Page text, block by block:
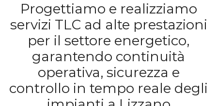
Progettiamo e realizziamo
servizi TLC ad alte prestazioni
per il settore energetico,
garantendo continuità
operativa, sicurezza e
controllo in tempo reale degli